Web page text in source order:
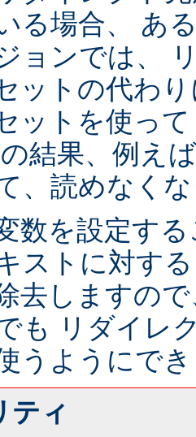
る場合、 あ
ョンでは、
ットの代わ
ットを使っ
結果、例え
、読めなく
数を設定す
ストに対す
去しますの
も リダイレ
うようにで
ティ